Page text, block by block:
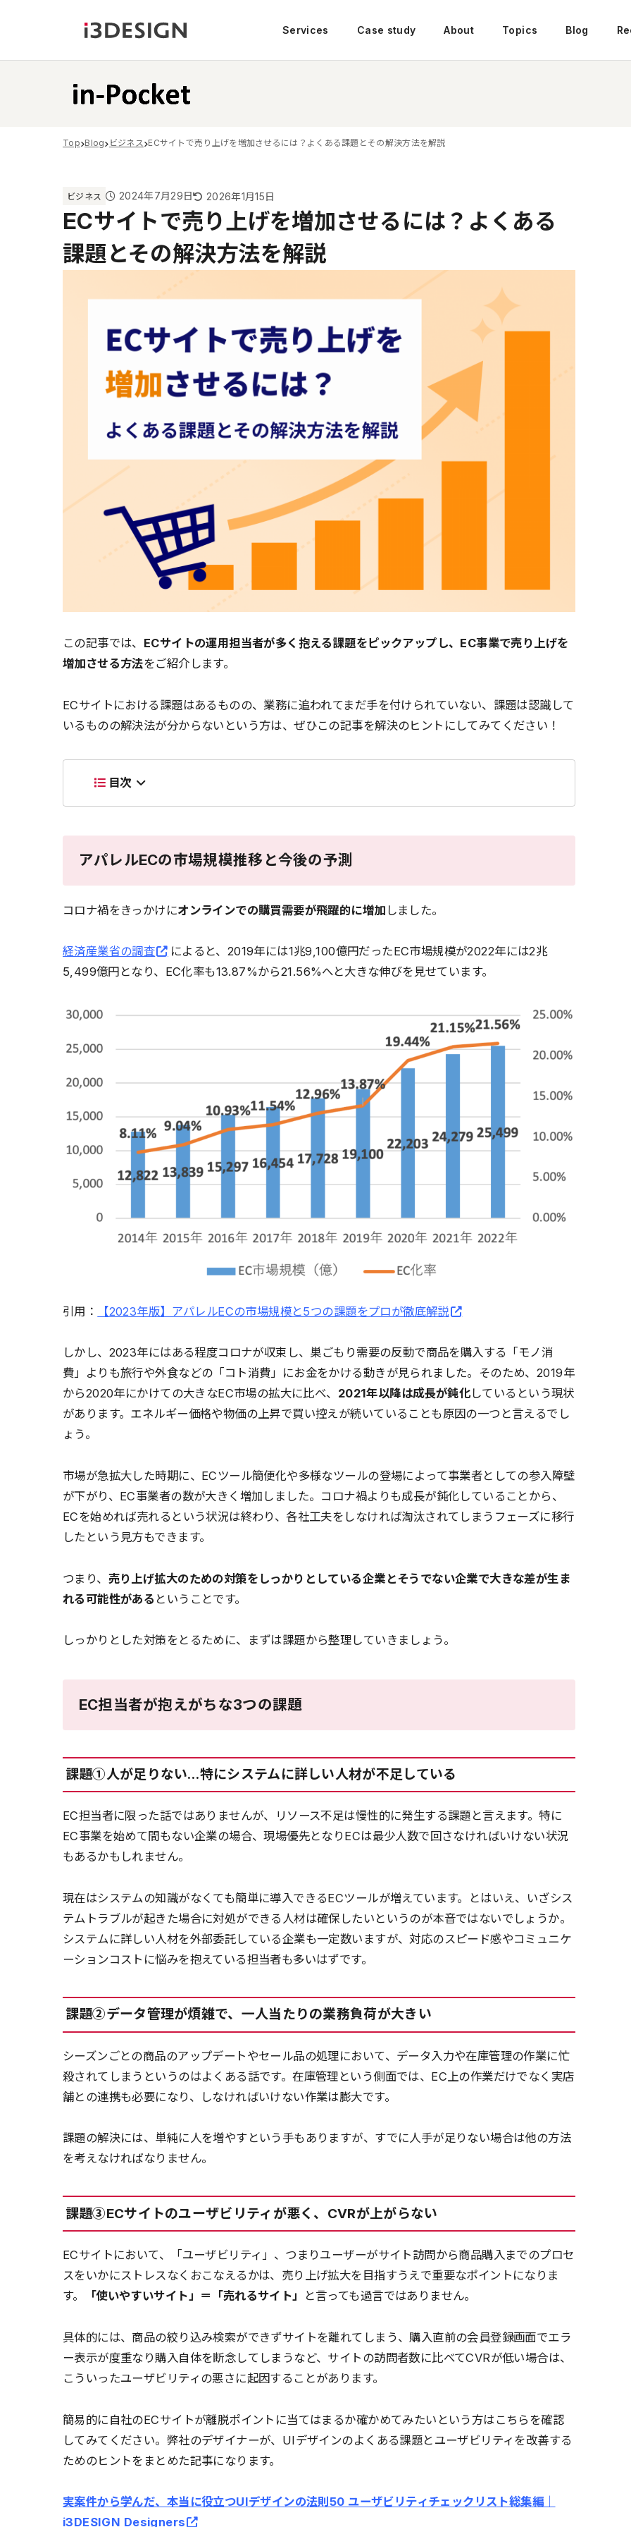
Services Case study About Topics Blog
Top Blog ビジネス ECサイトで売り上げを増加させるには？よくある課題とその解決方法を解説
ビジネス 2024年7月29日 2026年1月15日
ECサイトで売り上げを増加させるには？よくある
課題とその解決方法を解説
この記事では、 ECサイトの運用担当者が多く抱える課題をピックアップし、EC事業で売り上げを
増加させる方法をご紹介します。
ECサイトにおける課題はあるものの、業務に追われてまだ手を付けられていない、課題は認識して
いるものの解決法が分からないという方は、ぜひこの記事を解決のヒントにしてみてください！
目次
アパレルECの市場規模推移と今後の予測
コロナ禍をきっかけにオンラインでの購買需要が飛躍的に増加 しました。
経済産業省の調査
によると、2019年には1兆9,100億円だったEC市場規模が2022年には2兆
5,499億円となり、EC化率も13.87%から21.56%へと大きな伸びを見せています。
引用： 【2023年版】アパレルECの市場規模と5つの課題をプロが徹底解説
しかし、2023年にはある程度コロナが収束し、巣ごもり需要の反動で商品を購入する「モノ消
費」よりも旅行や外食などの「コト消費」にお金をかける動きが見られました。そのため、2019年
から2020年にかけての大きなEC市場の拡大に比べ、 2021年以降は成長が鈍化しているという現状
があります。エネルギー価格や物価の上昇で買い控えが続いていることも原因の一つと言えるでし
ょう。
市場が急拡大した時期に、ECツール簡便化や多様なツールの登場によって事業者としての参入障壁
が下がり、EC事業者の数が大きく増加しました。コロナ禍よりも成長が鈍化していることから、
ECを始めれば売れるという状況は終わり、各社工夫をしなければ淘汰されてしまうフェーズに移行
したという見方もできます。
つまり、 売り上げ拡大のための対策をしっかりとしている企業とそうでない企業で大きな差が生ま
れる可能性がある ということです。
しっかりとした対策をとるために、まずは課題から整理していきましょう。
EC担当者が抱えがちな3つの課題
課題①人が足りない…特にシステムに詳しい人材が不足している
EC担当者に限った話ではありませんが、リソース不足は慢性的に発生する課題と言えます。特に
EC事業を始めて間もない企業の場合、現場優先となりECは最少人数で回さなければいけない状況
もあるかもしれません。
現在はシステムの知識がなくても簡単に導入できるECツールが増えています。とはいえ、いざシス
テムトラブルが起きた場合に対処ができる人材は確保したいというのが本音ではないでしょうか。
システムに詳しい人材を外部委託している企業も一定数いますが、対応のスピード感やコミュニケ
ーションコストに悩みを抱えている担当者も多いはずです。
課題②データ管理が煩雑で、一人当たりの業務負荷が大きい
シーズンごとの商品のアップデートやセール品の処理において、データ入力や在庫管理の作業に忙
殺されてしまうというのはよくある話です。在庫管理という側面では、EC上の作業だけでなく実店
舗との連携も必要になり、しなければいけない作業は膨大です。
課題の解決には、単純に人を増やすという手もありますが、すでに人手が足りない場合は他の方法
を考えなければなりません。
課題③ECサイトのユーザビリティが悪く、CVRが上がらない
ECサイトにおいて、「ユーザビリティ」、つまりユーザーがサイト訪問から商品購入までのプロセ
スをいかにストレスなくおこなえるかは、売り上げ拡大を目指すうえで重要なポイントになりま
す。
「使いやすいサイト」＝「売れるサイト」 と言っても過言ではありません。
具体的には、商品の絞り込み検索ができずサイトを離れてしまう、購入直前の会員登録画面でエラ
ー表示が度重なり購入自体を断念してしまうなど、サイトの訪問者数に比べてCVRが低い場合は、
こういったユーザビリティの悪さに起因することがあります。
簡易的に自社のECサイトが離脱ポイントに当てはまるか確かめてみたいという方はこちらを確認
してみてください。弊社のデザイナーが、UIデザインのよくある課題とユーザビリティを改善する
ためのヒントをまとめた記事になります。
実案件から学んだ、本当に役立つUIデザインの法則50 ユーザビリティチェックリスト総集編｜
i3DESIGN Designers